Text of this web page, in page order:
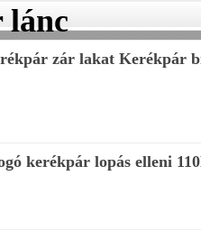
lánc
zár lakat Kerékpár
kerékpár lopás elleni